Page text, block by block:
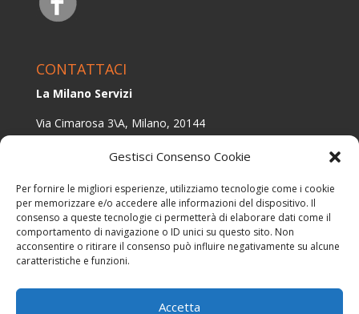
Gestisci Consenso Cookie
Per fornire le migliori esperienze, utilizziamo tecnologie come i cookie
per memorizzare e/o accedere alle informazioni del dispositivo. Il
consenso a queste tecnologie ci permetterà di elaborare dati come il
comportamento di navigazione o ID unici su questo sito. Non
acconsentire o ritirare il consenso può influire negativamente su alcune
caratteristiche e funzioni.
Accetta
CONTATTACI
La Milano Servizi
Via Cimarosa 3\A, Milano, 20144
+393479954571
© 2017 EDIL CASA SRLS - P,IVA: 12364570965 – All